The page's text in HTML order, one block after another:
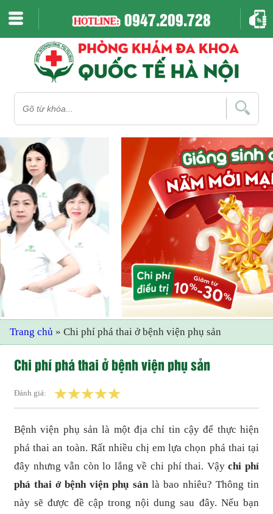
0947.209.728
Trang chủ »Chi phí phá thai ở bệnh viện phụ sản
Chi phí phá thai ở bệnh viện phụ sản
Đánh giá:
Bệnh viện phụ sản là một địa chỉ tin cậy để thực hiện
phá thai an toàn. Rất nhiều chị em lựa chọn phá thai tại
đây nhưng vẫn còn lo lắng về chi phí thai. Vậychi phí
phá thai ở bệnh viện phụ sảnlà bao nhiêu? Thông tin
này sẽ được đề cập trong nội dung sau đây. Nếu bạn